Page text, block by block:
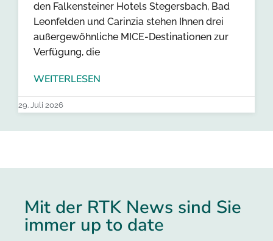
den Falkensteiner Hotels Stegersbach, Bad
Leonfelden und Carinzia stehen Ihnen drei
außergewöhnliche MICE-Destinationen zur
Verfügung, die
WEITERLESEN
29. Juli 2026
Mit der RTK News sind Sie
immer up to date